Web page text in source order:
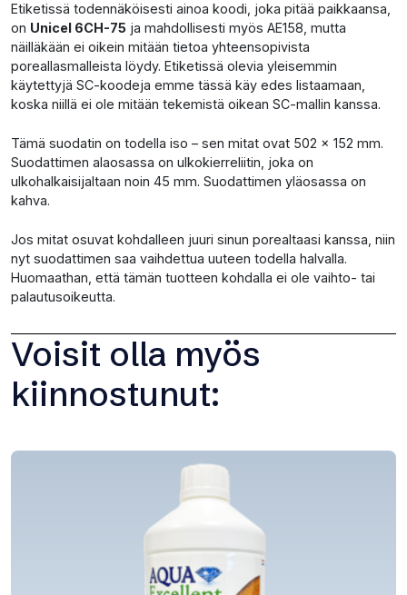
Etiketissä todennäköisesti ainoa koodi, joka pitää paikkaansa,
on Unicel 6CH-75 ja mahdollisesti myös AE158, mutta
näilläkään ei oikein mitään tietoa yhteensopivista
poreallasmalleista löydy. Etiketissä olevia yleisemmin
käytettyjä SC-koodeja emme tässä käy edes listaamaan,
koska niillä ei ole mitään tekemistä oikean SC-mallin kanssa.
Tämä suodatin on todella iso – sen mitat ovat 502 x 152 mm.
Suodattimen alaosassa on ulkokierreliitin, joka on
ulkohalkaisijaltaan noin 45 mm. Suodattimen yläosassa on
kahva.
Jos mitat osuvat kohdalleen juuri sinun porealtaasi kanssa, niin
nyt suodattimen saa vaihdettua uuteen todella halvalla.
Huomaathan, että tämän tuotteen kohdalla ei ole vaihto- tai
palautusoikeutta.
Voisit olla myös
kiinnostunut